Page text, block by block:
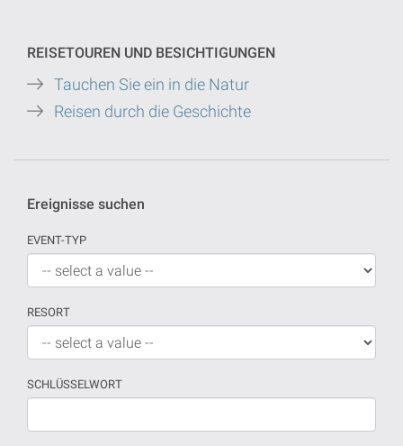
REISETOUREN UND BESICHTIGUNGEN
Tauchen Sie ein in die Natur
Reisen durch die Geschichte
Ereignisse suchen
EVENT-TYP
RESORT
SCHLÜSSELWORT